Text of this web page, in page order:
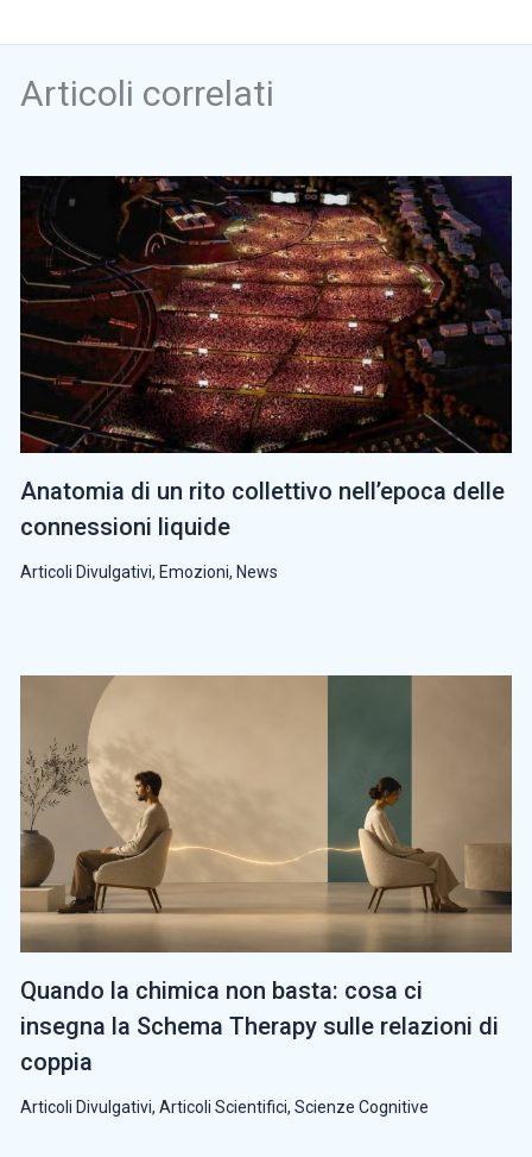
Articoli correlati
Anatomia di un rito collettivo nell’epoca delle
connessioni liquide
Articoli Divulgativi, Emozioni, News
Quando la chimica non basta: cosa ci
insegna la Schema Therapy sulle relazioni di
coppia
Articoli Divulgativi, Articoli Scientifici, Scienze Cognitive